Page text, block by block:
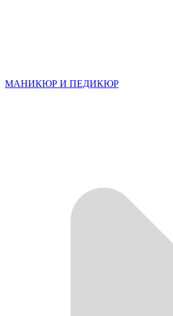
МАНИКЮР И ПЕДИКЮР